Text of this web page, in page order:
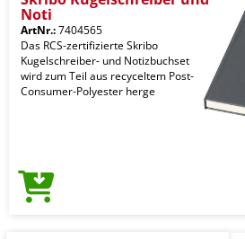
Noti
ArtNr.:7404565
Das RCS-zertifizierte Skribo
Kugelschreiber- und Notizbuchset
wird zum Teil aus recyceltem Post-
Consumer-Polyester herge